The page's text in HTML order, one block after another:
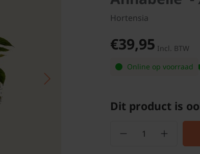
Hortensia
€39,95 Incl. BTW
Online op voorraad
Dit product is